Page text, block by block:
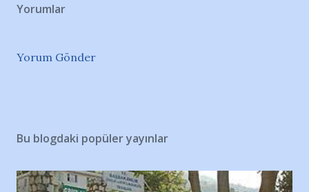
Yorumlar
Yorum Gönder
Bu blogdaki popüler yayınlar